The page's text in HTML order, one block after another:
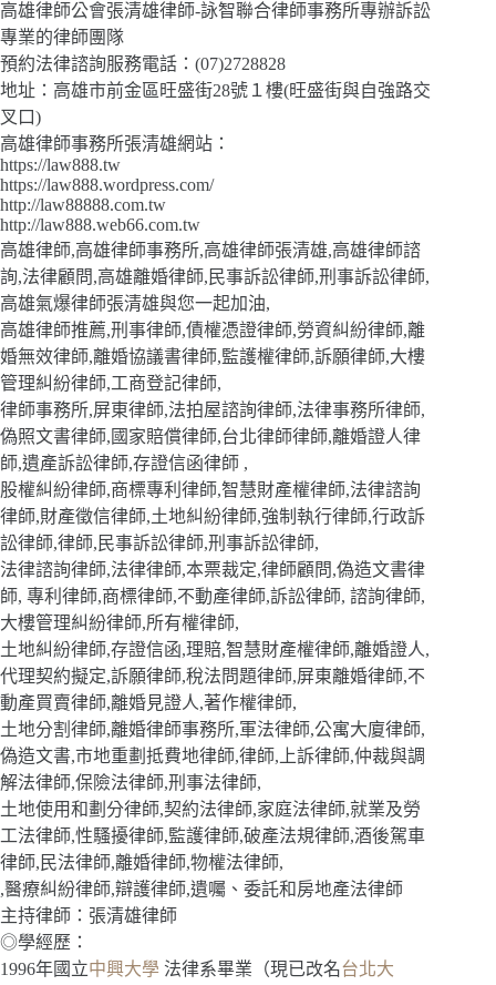
高雄律師公會張清雄律師-詠智聯合律師事務所專辦訴訟
專業的律師團隊
預約法律諮詢服務電話：(07)2728828
地址：高雄市前金區旺盛街28號１樓(旺盛街與自強路交
叉口)
高雄律師事務所張清雄網站：
https://law888.tw
https://law888.wordpress.com/
http://law88888.com.tw
http://law888.web66.com.tw
高雄律師,高雄律師事務所,高雄律師張清雄,高雄律師諮
詢,法律顧問,高雄離婚律師,民事訴訟律師,刑事訴訟律師,
高雄氣爆律師張清雄與您一起加油,
高雄律師推薦,刑事律師,債權憑證律師,勞資糾紛律師,離
婚無效律師,離婚協議書律師,監護權律師,訴願律師,大樓
管理糾紛律師,工商登記律師,
律師事務所,屏東律師,法拍屋諮詢律師,法律事務所律師,
偽照文書律師,國家賠償律師,台北律師律師,離婚證人律
師,遺產訴訟律師,存證信函律師 ,
股權糾紛律師,商標專利律師,智慧財產權律師,法律諮詢
律師,財產徵信律師,土地糾紛律師,強制執行律師,行政訴
訟律師,律師,民事訴訟律師,刑事訴訟律師,
法律諮詢律師,法律律師,本票裁定,律師顧問,偽造文書律
師, 專利律師,商標律師,不動產律師,訴訟律師, 諮詢律師,
大樓管理糾紛律師,所有權律師,
土地糾紛律師,存證信函,理賠,智慧財產權律師,離婚證人,
代理契約擬定,訴願律師,稅法問題律師,屏東離婚律師,不
動產買賣律師,離婚見證人,著作權律師,
土地分割律師,離婚律師事務所,軍法律師,公寓大廈律師,
偽造文書,市地重劃抵費地律師,律師,上訴律師,仲裁與調
解法律師,保險法律師,刑事法律師,
土地使用和劃分律師,契約法律師,家庭法律師,就業及勞
工法律師,性騷擾律師,監護律師,破產法規律師,酒後駕車
律師,民法律師,離婚律師,物權法律師,
,醫療糾紛律師,辯護律師,遺囑、委託和房地產法律師
主持律師：張清雄律師
◎學經歷：
1996年國立中興大學 法律系畢業（現已改名台北大